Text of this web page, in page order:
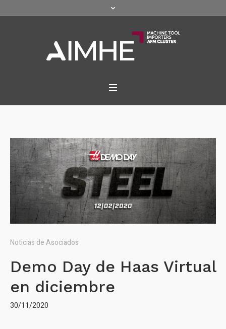
Noticias de Asociados
Demo Day de Haas Virtual
en diciembre
30/11/2020